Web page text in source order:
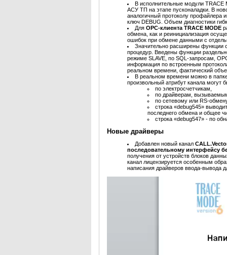
В исполнительные модули TRACE
АСУ ТП на этапе пусконаладки. В
аналогичный протоколу профайлера
ключ DEBUG. Объем диагностики
Для OPC-клиента TRACE MODE
обмена, как и реинициализация
ошибок при обмене данными с
Значительно расширены функции
процедур. Введены функции
режиме SLAVE, по SQL-запросам,
информация по встроенным
реальном времени, фактический
В реальном времени можно в
произвольный атрибут канала могут
по электросчетчикам,
по драйверам,
по сетевому или RS-
строка «debug545»
последнего обмена и общее
строка «debug547» - по
Новые драйверы
Добавлен новый канал
последовательному интерфейсу
получения от устройств блоков
канал лицензируется особенным
написания драйверов ввода-вывода